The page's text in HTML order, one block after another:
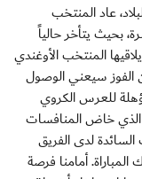
عاد المنتخب
بحيث يتأخر حالياً
المنتخب الأوغندي
الفوز سيعني الوصول
للعرس الكروي
الذي خاض المنافسات
السائدة لدى الفريق
أمامنا فرصة